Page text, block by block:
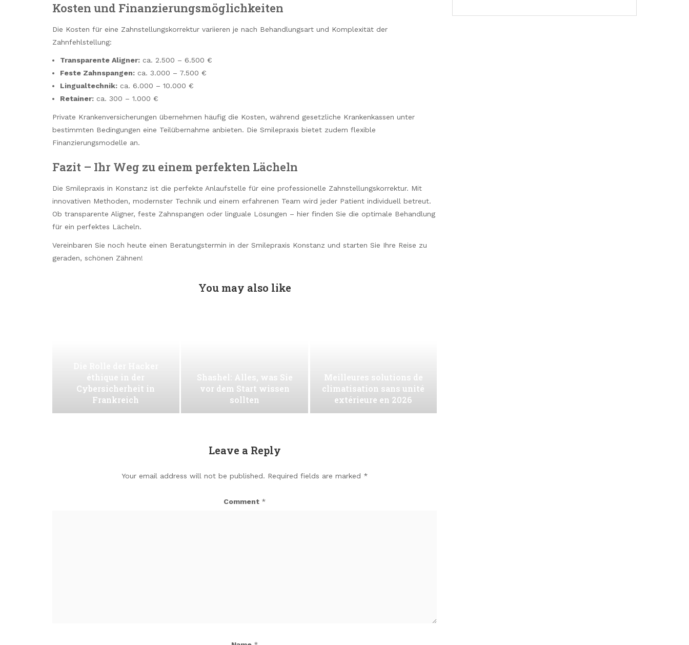
Kosten und Finanzierungsmöglichkeiten
Die Kosten für eine Zahnstellungskorrektur variieren je nach Behandlungsart und Komplexität der
Zahnfehlstellung:
Transparente Aligner: ca. 2.500 – 6.500 €
Feste Zahnspangen: ca. 3.000 – 7.500 €
Lingualtechnik: ca. 6.000 – 10.000 €
Retainer: ca. 300 – 1.000 €
Private Krankenversicherungen übernehmen häufig die Kosten, während gesetzliche Krankenkassen unter
bestimmten Bedingungen eine Teilübernahme anbieten. Die Smilepraxis bietet zudem flexible
Finanzierungsmodelle an.
Fazit – Ihr Weg zu einem perfekten Lächeln
Die Smilepraxis in Konstanz ist die perfekte Anlaufstelle für eine professionelle Zahnstellungskorrektur. Mit
innovativen Methoden, modernster Technik und einem erfahrenen Team wird jeder Patient individuell betreut.
Ob transparente Aligner, feste Zahnspangen oder linguale Lösungen – hier finden Sie die optimale Behandlung
für ein perfektes Lächeln.
Vereinbaren Sie noch heute einen Beratungstermin in der Smilepraxis Konstanz und starten Sie Ihre Reise zu
geraden, schönen Zähnen!
You may also like
éthique in der
Cybersicherheit in
Frankreich
Shashel: Alles, was Sie
vor dem Start wissen
sollten
Meilleures solutions de
climatisation sans unité
extérieure en 2026
Leave a Reply
Your email address will not be published. Required fields are marked *
Comment *